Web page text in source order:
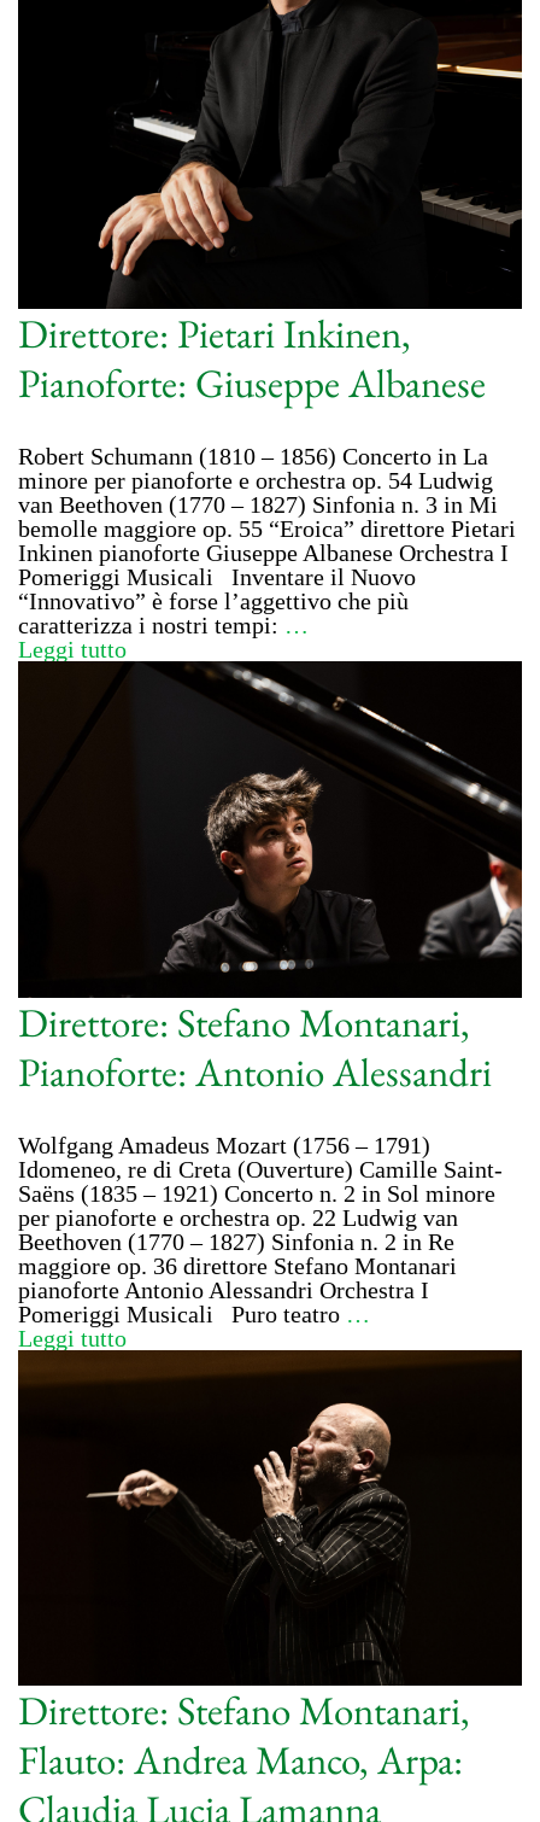
Direttore: Pietari Inkinen,
Pianoforte: Giuseppe Albanese
Robert Schumann (1810 – 1856) Concerto in La
minore per pianoforte e orchestra op. 54 Ludwig
van Beethoven (1770 – 1827) Sinfonia n. 3 in Mi
bemolle maggiore op. 55 “Eroica” direttore Pietari
Inkinen pianoforte Giuseppe Albanese Orchestra I
Pomeriggi Musicali Inventare il Nuovo
“Innovativo” è forse l’aggettivo che più
caratterizza i nostri tempi: …
Leggi tutto
Direttore: Stefano Montanari,
Pianoforte: Antonio Alessandri
Wolfgang Amadeus Mozart (1756 – 1791)
Idomeneo, re di Creta (Ouverture) Camille Saint-
Saëns (1835 – 1921) Concerto n. 2 in Sol minore
per pianoforte e orchestra op. 22 Ludwig van
Beethoven (1770 – 1827) Sinfonia n. 2 in Re
maggiore op. 36 direttore Stefano Montanari
pianoforte Antonio Alessandri Orchestra I
Pomeriggi Musicali Puro teatro …
Leggi tutto
Direttore: Stefano Montanari,
Flauto: Andrea Manco, Arpa:
Claudia Lucia Lamanna